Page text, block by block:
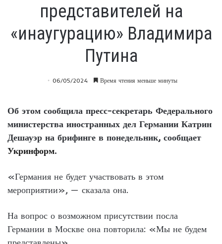
представителей на
«инаугурацию» Владимира
Путина
06/05/2024 Время чтения меньше минуты
Об этом сообщила пресс-секретарь Федерального
министерства иностранных дел Германии Катрин
Дешауэр на брифинге в понедельник, сообщает
Укринформ.
«Германия не будет участвовать в этом
мероприятии», — сказала она.
На вопрос о возможном присутствии посла
Германии в Москве она повторила: «Мы не будем